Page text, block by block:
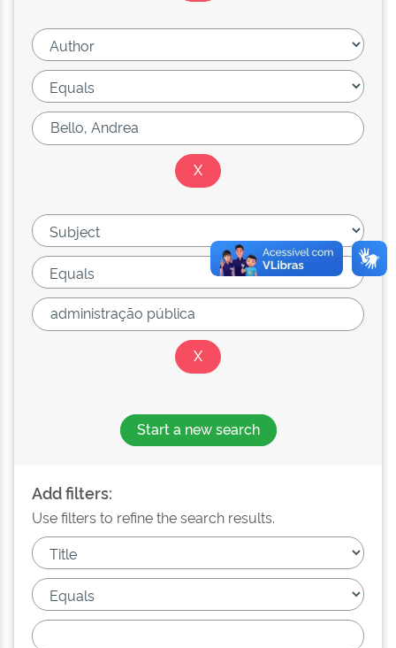
Start a new search
Add filters:
Use filters to refine the search results.